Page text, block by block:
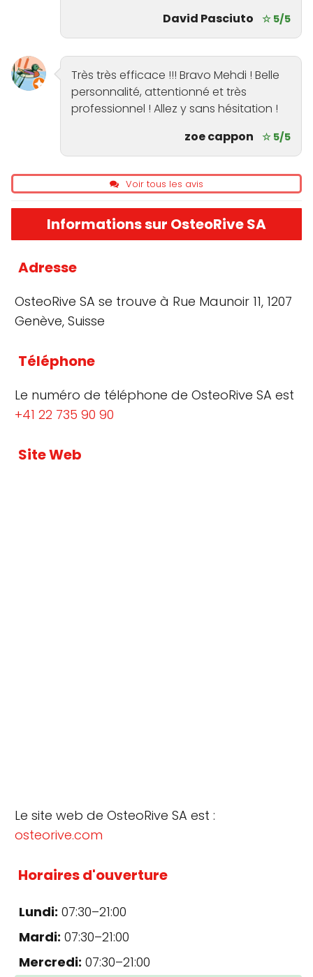
David Pasciuto ☆ 5/5
Très très efficace !!! Bravo Mehdi ! Belle
personnalité, attentionné et très
professionnel ! Allez y sans hésitation !
zoe cappon
☆ 5/5
Voir tous les avis
Informations sur OsteoRive SA
Adresse
OsteoRive SA se trouve à Rue Maunoir 11, 1207
Genève, Suisse
Téléphone
Le numéro de téléphone de OsteoRive SA est
+41 22 735 90 90
Site Web
Le site web de OsteoRive SA est :
osteorive.com
Horaires d'ouverture
Lundi: 07:30–21:00
Mardi: 07:30–21:00
Mercredi: 07:30–21:00